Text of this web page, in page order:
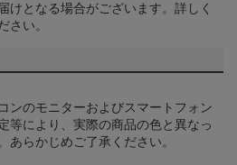
けとなる場合がございます。詳しく
さい。
ンのモニターおよびスマートフォン
等により、実際の商品の色と異なっ
あらかじめご了承ください。